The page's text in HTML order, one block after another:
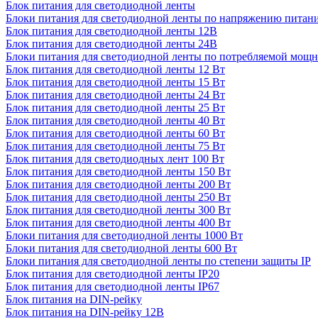
Блок питания для светодиодной ленты
Блоки питания для светодиодной ленты по напряжению
Блок питания для светодиодной ленты 12В
Блок питания для светодиодной ленты 24В
Блоки питания для светодиодной ленты по потребляемой
Блок питания для светодиодной ленты 12 Вт
Блок питания для светодиодной ленты 15 Вт
Блок питания для светодиодной ленты 24 Вт
Блок питания для светодиодной ленты 25 Вт
Блок питания для светодиодной ленты 40 Вт
Блок питания для светодиодной ленты 60 Вт
Блок питания для светодиодной ленты 75 Вт
Блок питания для светодиодных лент 100 Вт
Блок питания для светодиодной ленты 150 Вт
Блок питания для светодиодной ленты 200 Вт
Блок питания для светодиодной ленты 250 Вт
Блок питания для светодиодной ленты 300 Вт
Блок питания для светодиодной ленты 400 Вт
Блоки питания для светодиодной ленты 1000 Вт
Блоки питания для светодиодной ленты 600 Вт
Блоки питания для светодиодной ленты по степени защиты IP
Блок питания для светодиодной ленты IP20
Блок питания для светодиодной ленты IP67
Блок питания на DIN-рейку
Блок питания на DIN-рейку 12В